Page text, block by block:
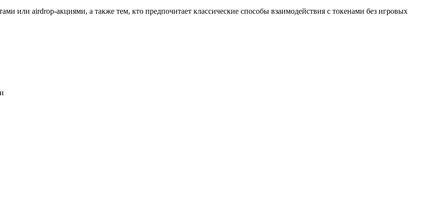
или airdrop-акциями, а также тем, кто предпочитает классические способы взаимодействия с токенами без игровых